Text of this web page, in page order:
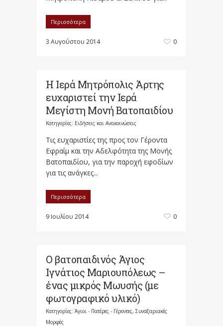
Περισσότερα
3 Αυγούστου 2014 0
Η Ιερά Μητρόπολις Άρτης
ευχαριστεί την Ιερά
Μεγίστη Μονή Βατοπαιδίου
Κατηγορίες: Ειδήσεις και Ανακοινώσεις
Τις ευχαριστίες της προς τον Γέροντα
Εφραίμ και την Αδελφότητα της Μονής
Βατοπαιδίου, για την παροχή εφοδίων
για τις ανάγκες...
Περισσότερα
9 Ιουλίου 2014 0
Ο βατοπαιδινός Άγιος
Ιγνάτιος Μαριουπόλεως –
ένας μικρός Μωυσής (με
φωτογραφικό υλικό)
Κατηγορίες: Άγιοι - Πατέρες - Γέροντες, Συναξαριακές
Μορφές